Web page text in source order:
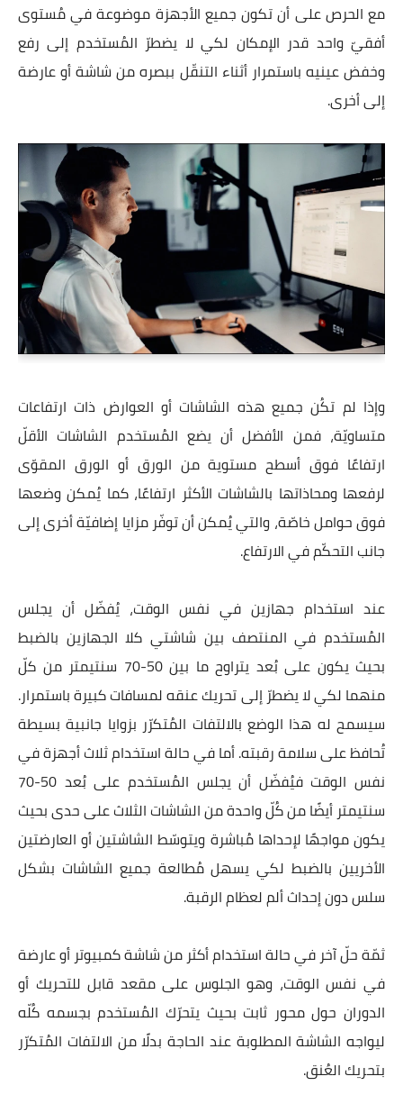
مع الحرص على أن تكون جميع الأجهزة موضوعة في مُستوى
أفقيّ واحد قدر الإمكان لكي لا يضطرّ المُستخدم إلى رفع
وخفض عينيه باستمرار أثناء التنقّل ببصره من شاشة أو عارضة
إلى أخرى.
وإذا لم تكُن جميع هذه الشاشات أو العوارض ذات ارتفاعات
متساويّة، فمن الأفضل أن يضع المُستخدم الشاشات الأقلّ
ارتفاعًا فوق أسطح مستوية من الورق أو الورق المقوّى
لرفعها ومحاذاتها بالشاشات الأكثر ارتفاعًا، كما يُمكن وضعها
فوق حوامل خاصّة، والتي يُمكن أن توفّر مزايا إضافيّة أخرى إلى
جانب التحكّم في الارتفاع.
عند استخدام جهازين في نفس الوقت، يُفضّل أن يجلس
المُستخدم في المنتصف بين شاشتي كلا الجهازين بالضبط
بحيث يكون على بُعد يتراوح ما بين 50-70 سنتيمتر من كلّ
منهما لكي لا يضطرّ إلى تحريك عنقه لمسافات كبيرة باستمرار.
سيسمح له هذا الوضع بالالتفات المُتكرّر بزوايا جانبية بسيطة
تُحافظ على سلامة رقبته. أما في حالة استخدام ثلاث أجهزة في
نفس الوقت فيُفضّل أن يجلس المُستخدم على بُعد 50-70
سنتيمتر أيضًا من كُلّ واحدة من الشاشات الثلاث على حدى بحيث
يكون مواجهًا لإحداها مُباشرة ويتوسّط الشاشتين أو العارضتين
الأخريين بالضبط لكي يسهل مُطالعة جميع الشاشات بشكل
سلس دون إحداث ألم لعظام الرقبة.
ثمّة حلّ آخر في حالة استخدام أكثر من شاشة كمبيوتر أو عارضة
في نفس الوقت، وهو الجلوس على مقعد قابل للتحريك أو
الدوران حول محور ثابت بحيث يتحرّك المُستخدم بجسمه كُلّه
ليواجه الشاشة المطلوبة عند الحاجة بدلًا من الالتفات المُتكرّر
بتحريك العُنق.